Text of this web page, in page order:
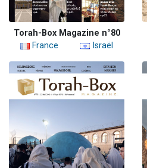
Torah-Box Magazine n°80
France
Israël